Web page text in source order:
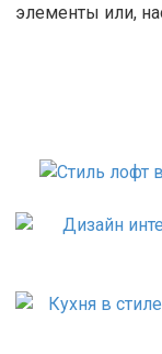
элементы или,